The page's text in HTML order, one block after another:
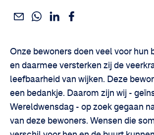
Deel het artikel:
Deel dit via e-mail
Deel dit via WhatsApp
Deel dit via Linkedin
Deel dit via Facebook
Onze bewoners doen veel voor hun
en daarmee versterken zij de
leefbaarheid van wijken. Deze
een bedankje. Daarom zijn wij -
Wereldwensdag - op zoek gegaan
van deze bewoners. Wensen die